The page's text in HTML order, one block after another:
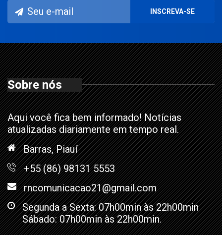
Sobre nós
Aqui você fica bem informado! Notícias
atualizadas diariamente em tempo real.
Barras, Piauí
+55 (86) 98131 5553
rncomunicacao21@gmail.com
Segunda a Sexta: 07h00min às 22h00min
Sábado: 07h00min às 22h00min.